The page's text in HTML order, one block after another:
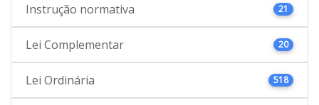
Instrução normativa 21
Lei Complementar 20
Lei Ordinária 518